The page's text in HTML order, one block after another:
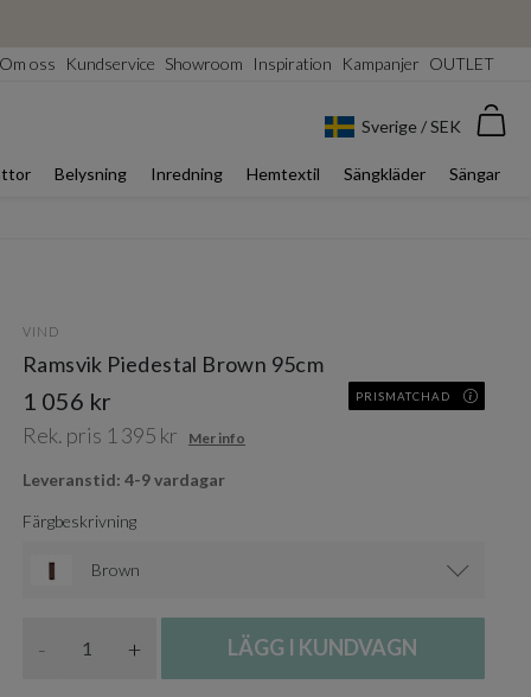
Om oss Kundservice Showroom Inspiration Kampanjer OUTLET
Sverige / SEK
Belysning Inredning Hemtextil Sängkläder Sängar
VIND
Ramsvik Piedestal Brown 95cm
1 056 kr PRISMATCHAD
Rek. pris 1 395 kr Mer info
Leveranstid: 4-9 vardagar
Färgbeskrivning
Brown
- + LÄGG I KUNDVAGN